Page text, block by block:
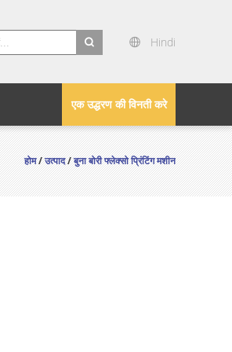
Hindi
एक उद्धरण की विनती करे
होम/उत्पाद/बुना बोरी फ्लेक्सो प्रिंटिंग मशीन